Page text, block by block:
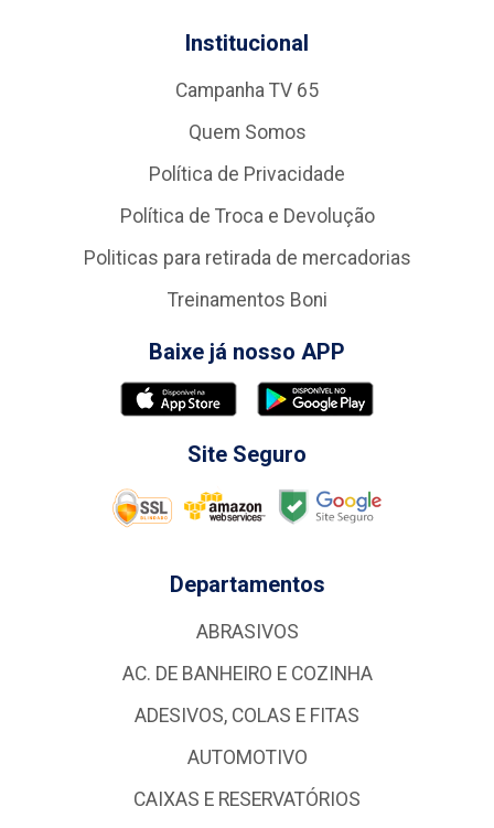
Institucional
Campanha TV 65
Quem Somos
Política de Privacidade
Política de Troca e Devolução
Politicas para retirada de mercadorias
Treinamentos Boni
Baixe já nosso APP
Site Seguro
Departamentos
ABRASIVOS
AC. DE BANHEIRO E COZINHA
ADESIVOS, COLAS E FITAS
AUTOMOTIVO
CAIXAS E RESERVATÓRIOS